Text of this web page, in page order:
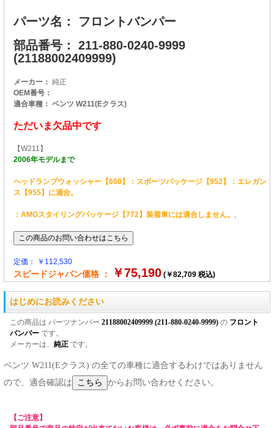
パーツ名： フロントバンパー
部品番号： 211-880-0240-9999
(21188002409999)
メーカー： 純正
OEM番号：
適合車種： ベンツ W211(Eクラス)
ただいま欠品中です
【W211】
2006年モデルまで
ヘッドランプウォッシャー【600】：スポーツパッケージ【952】：エレガン
ス【955】に適合。
：AMGスタイリングパッケージ【772】装着車には適合しません。
定価： ￥112,530
スピードジャパン価格 ： ￥75,190 (￥82,709 税込)
はじめにお読みください
この商品は パーツナンバー 21188002409999 (211-880-0240-9999) の フロント
バンパー です。
メーカーは、 純正 です。
ベンツ W211(Eクラス) の全ての車種に適合するわけではありません
ので、適合確認は
からお問い合わせください。
【ご注意】